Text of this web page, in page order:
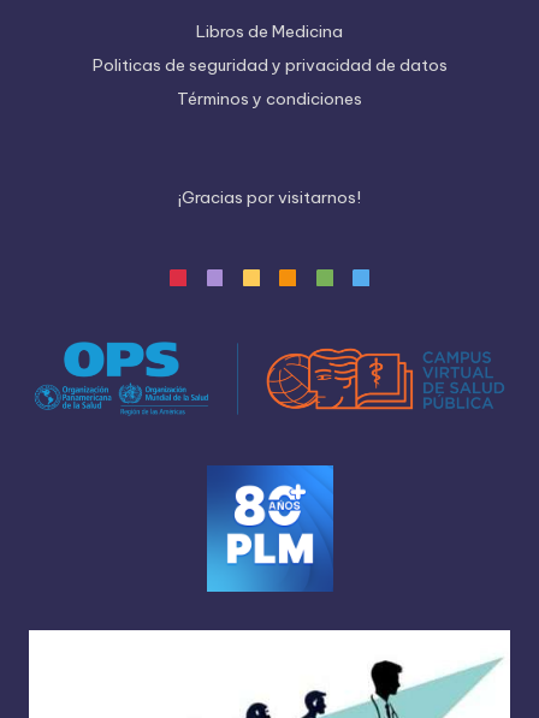
Libros de Medicina
Politicas de seguridad y privacidad de datos
Términos y condiciones
¡Gracias porvisitarnos!